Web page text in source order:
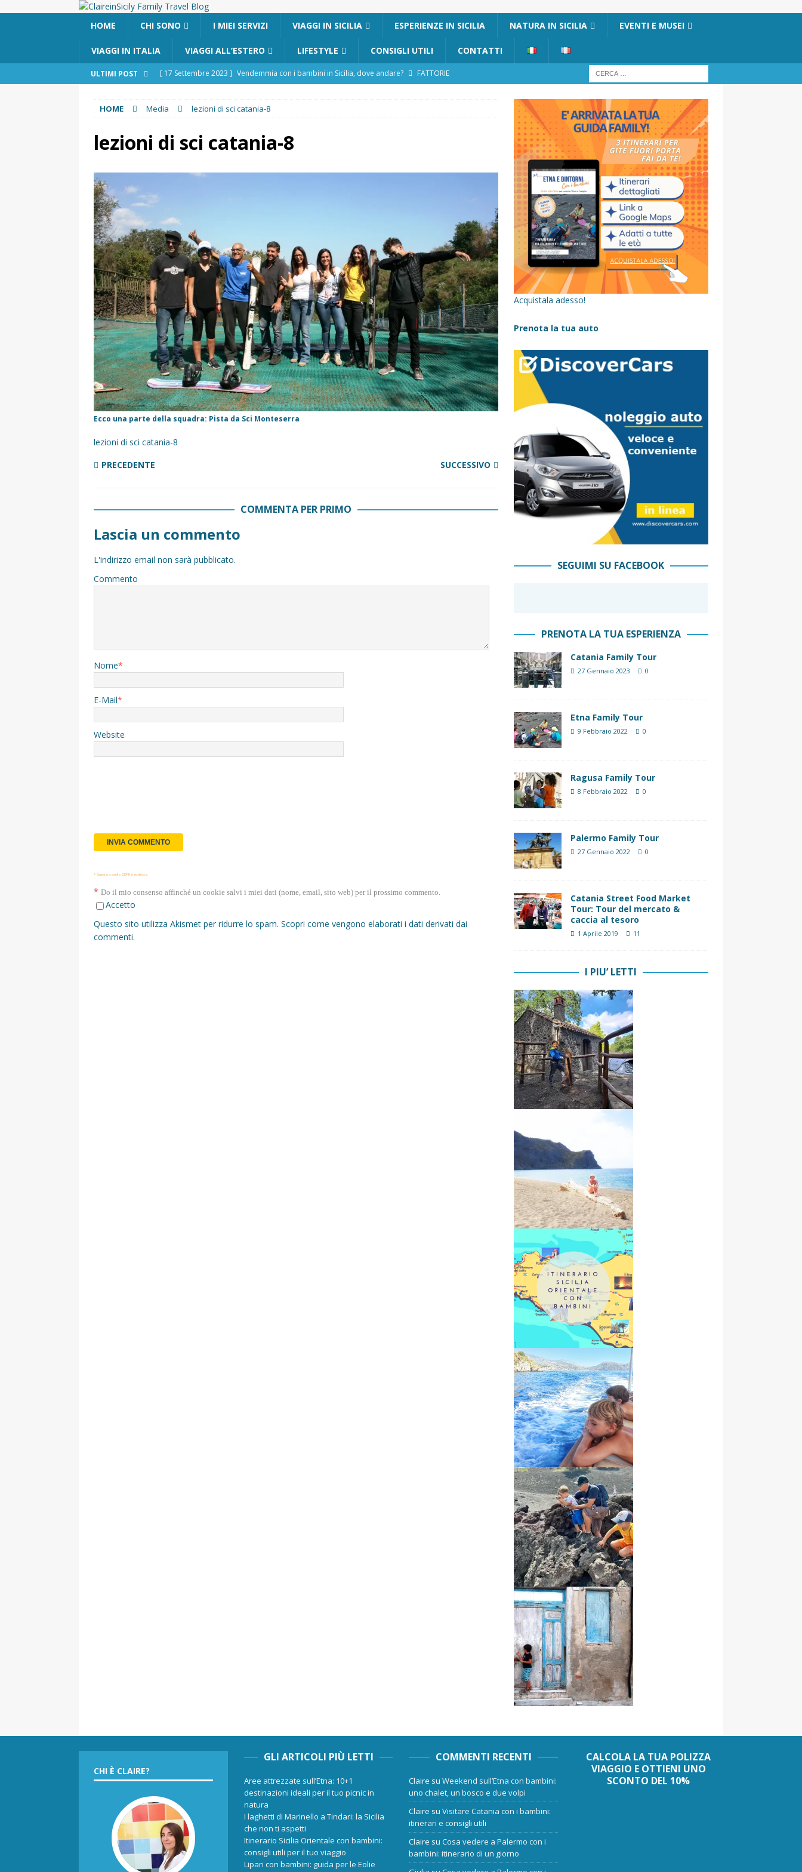
HOME CHI SONO I MIEI SERVIZI VIAGGI IN SICILIA ESPERIENZE IN SICILIA NATURA IN SICILIA EVENTI E MUSEI
VIAGGI IN ITALIA VIAGGI ALL’ESTERO LIFESTYLE CONSIGLI UTILI CONTATTI
ULTIMI POST [ 17 Settembre 2023 ] Vendemmia con i bambini in Sicilia, dove andare?
FATTORIE
[ 19 Gennaio 2023 ] Visitare la Fiumara d’Arte con i bambini, quando la natura incontra l’arte
VIAGGI IN SICILIA
VIAGGI IN SICILIA
[ 24 Ottobre 2017 ]
[ 6 Maggio 2026 ]
Cascate del Catafurco con bambini: guida completa su come arrivare,
percorso e consigli utili
GITE FUORI PORTA
[ 5 Marzo 2026 ]
Dove dormire a Pantelleria: dammusi vista mare e resort immersi nella natura
DOVE DORMIRE
[ 17 Dicembre 2025 ]
Organizzare un viaggio in Sicilia con i bambini (senza stress)
CONSIGLI
UTILI
[ 14 Settembre 2025 ] Rifugi e Bivacchi sull’Etna: Guida Completa per Famiglie
SENTIERI,
PARCHI NATURALI E AREE PICNIC
[ 2 Aprile 2025 ] Escursioni in Sicilia con bambini: itinerari imperdibili (+ consigli utili)- Parte 1
VIAGGI IN SICILIA
HOME Media lezioni di sci catania-8
lezioni di sci catania-8
Ecco una parte della squadra: Pista da Sci Monteserra
lezioni di sci catania-8
PRECEDENTE
SUCCESSIVO
COMMENTA PER PRIMO
Lascia un commento
L'indirizzo email non sarà pubblicato.
Commento
Nome*
E-Mail*
Website
* Questa casella GDPR è richiesta
* Do il mio consenso affinché un cookie salvi i miei dati (nome, email, sito web) per il prossimo commento.
Accetto
Questo sito utilizza Akismet per ridurre lo spam. Scopri come vengono elaborati i dati derivati dai
commenti.
Acquistala adesso!
Prenota la tua auto
SEGUIMI SU FACEBOOK
PRENOTA LA TUA ESPERIENZA
Catania Family Tour
27 Gennaio 2023 0
Etna Family Tour
9 Febbraio 2022 0
Ragusa Family Tour
8 Febbraio 2022 0
Palermo Family Tour
27 Gennaio 2022 0
Catania Street Food Market
Tour: Tour del mercato &
caccia al tesoro
1 Aprile 2019 11
I PIU’ LETTI
CHI È CLAIRE?
GLI ARTICOLI PIÙ LETTI
Aree attrezzate sull’Etna: 10+1
destinazioni ideali per il tuo picnic in
natura
I laghetti di Marinello a Tindari: la Sicilia
che non ti aspetti
Itinerario Sicilia Orientale con bambini:
consigli utili per il tuo viaggio
Lipari con bambini: guida per le Eolie
COMMENTI RECENTI
Claire suWeekend sull’Etna con bambini:
uno chalet, un bosco e due volpi
Claire suVisitare Catania con i bambini:
itinerari e consigli utili
Claire suCosa vedere a Palermo con i
bambini: itinerario di un giorno
CALCOLA LA TUA POLIZZA
VIAGGIO E OTTIENI UNO
SCONTO DEL 10%